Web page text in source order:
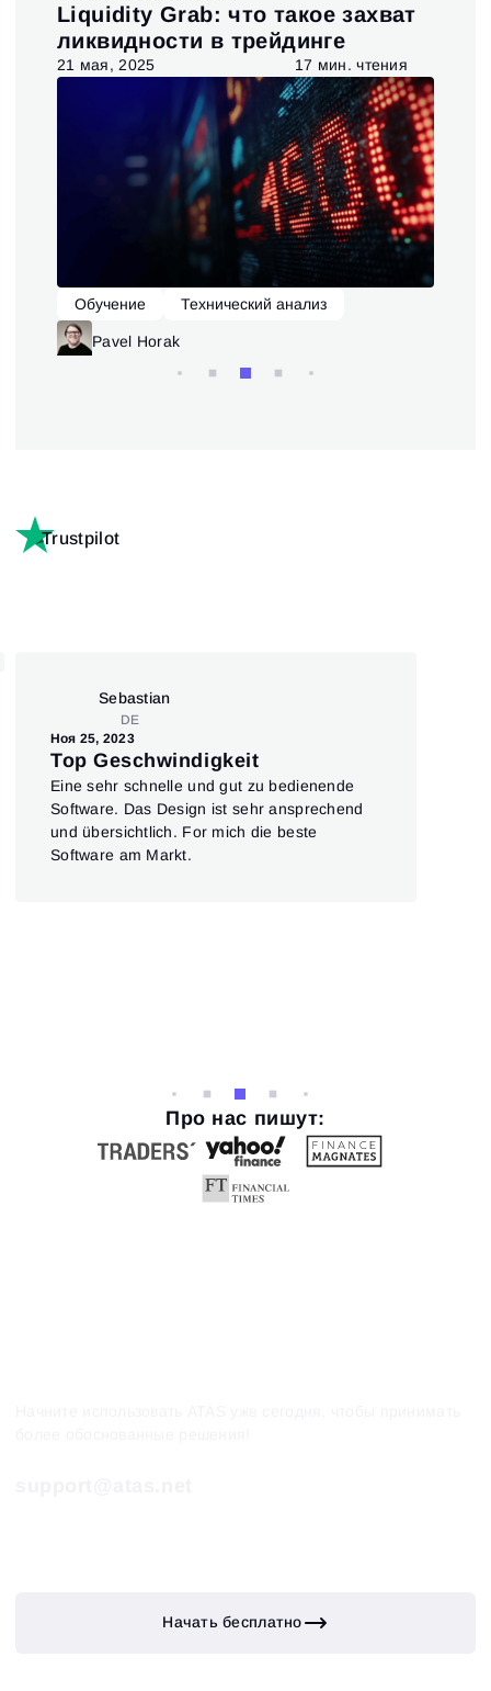
Liquidity Grab: что такое захват
ликвидности в трейдинге
21 мая, 2025 17 мин. чтения
Обучение Технический анализ
Pavel Horak
Trustpilot
Sebastian
DE
Ноя 25, 2023
Top Geschwindigkeit
Eine sehr schnelle und gut zu bedienende
Software. Das Design ist sehr ansprechend
und übersichtlich. For mich die beste
Software am Markt.
Про нас пишут:
Начать бесплатно